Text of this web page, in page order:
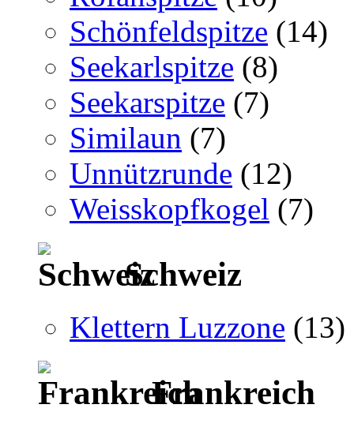
Schönfeldspitze (14)
Seekarlspitze (8)
Seekarspitze (7)
Similaun (7)
Unnützrunde (12)
Weisskopfkogel (7)
Schweiz
Klettern Luzzone (13)
Frankreich